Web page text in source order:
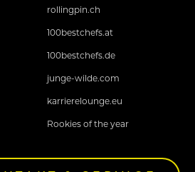
rollingpin.ch
100bestchefs.at
100bestchefs.de
junge-wilde.com
karrierelounge.eu
Rookies of the year